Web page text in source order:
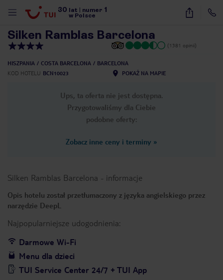
30 lat numer 1
w Polsce
15
Silken Ramblas Barcelona
(1381 opinii)
HISZPANIA COSTA BARCELONA
BARCELONA
KOD HOTELU BCN10023 POKAŻ NA MAPIE
Ups, ta oferta nie jest dostępna.
Przygotowaliśmy dla Ciebie
podobne oferty:
Zobacz inne ceny i terminy »
Silken Ramblas Barcelona - informacje
Opis hotelu został przetłumaczony z języka angielskiego przez
narzędzie DeepL
Najpopularniejsze udogodnienia:
Darmowe Wi-Fi
Menu dla dzieci
TUI Service Center 24/7 + TUI App